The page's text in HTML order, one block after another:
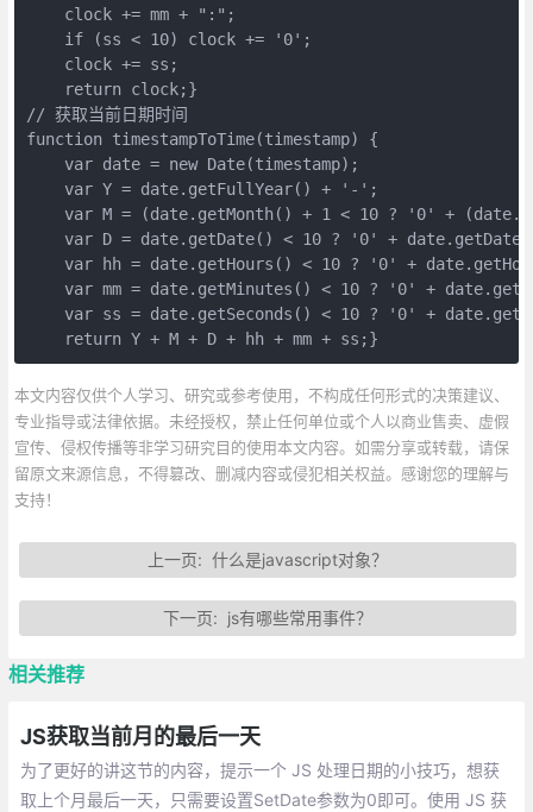
    clock += mm + ":";
    if (ss < 10) clock += '0';
    clock += ss;
    return clock;}
// 获取当前日期时间
function timestampToTime(timestamp) {
    var date = new Date(timestamp);
    var Y = date.getFullYear() + '-';
var M = (date.getMonth() + 1 < 10 ? '0' +
var D = date.getDate() < 10 ? '0' +
var hh = date.getHours() < 10 ? '0' +
var mm = date.getMinutes() < 10 ? '0' +
var ss = date.getSeconds() < 10 ? '0' +
    return Y + M + D + hh + mm + ss;}
本文内容仅供个人学习、研究或参考使用，不构成任何形式的决策建议、
专业指导或法律依据。未经授权，禁止任何单位或个人以商业售卖、虚假
宣传、侵权传播等非学习研究目的使用本文内容。如需分享或转载，请保
留原文来源信息，不得篡改、删减内容或侵犯相关权益。感谢您的理解与
支持！
上一页: 什么是javascript对象？
下一页: js有哪些常用事件？
相关推荐
JS获取当前月的最后一天
为了更好的讲这节的内容，提示一个 JS 处理日期的小技巧，想获
取上个月最后一天，只需要设置SetDate参数为0即可。使用 JS 获